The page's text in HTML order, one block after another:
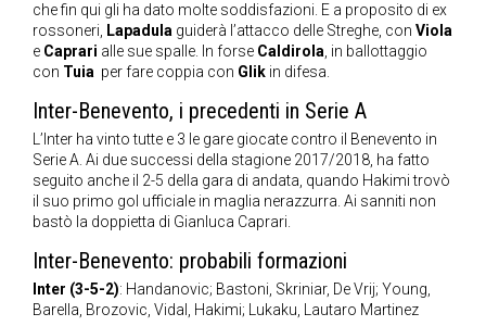
che fin qui gli ha dato molte soddisfazioni. E a proposito di ex
rossoneri, Lapadula guiderà l’attacco delle Streghe, con Viola
e Caprari alle sue spalle. In forse Caldirola, in ballottaggio
con Tuia per fare coppia con Glik in difesa.
Inter-Benevento, i precedenti in Serie A
L’Inter ha vinto tutte e 3 le gare giocate contro il Benevento in
Serie A. Ai due successi della stagione 2017/2018, ha fatto
seguito anche il 2-5 della gara di andata, quando Hakimi trovò
il suo primo gol ufficiale in maglia nerazzurra. Ai sanniti non
bastò la doppietta di Gianluca Caprari.
Inter-Benevento: probabili formazioni
Inter (3-5-2): Handanovic; Bastoni, Skriniar, De Vrij; Young,
Barella, Brozovic, Vidal, Hakimi; Lukaku, Lautaro Martinez